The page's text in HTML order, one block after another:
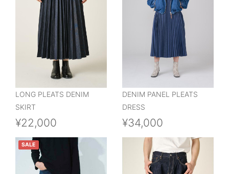
LONG PLEATS DENIM
SKIRT
¥22,000
DENIM PANEL PLEATS
DRESS
¥34,000
SALE